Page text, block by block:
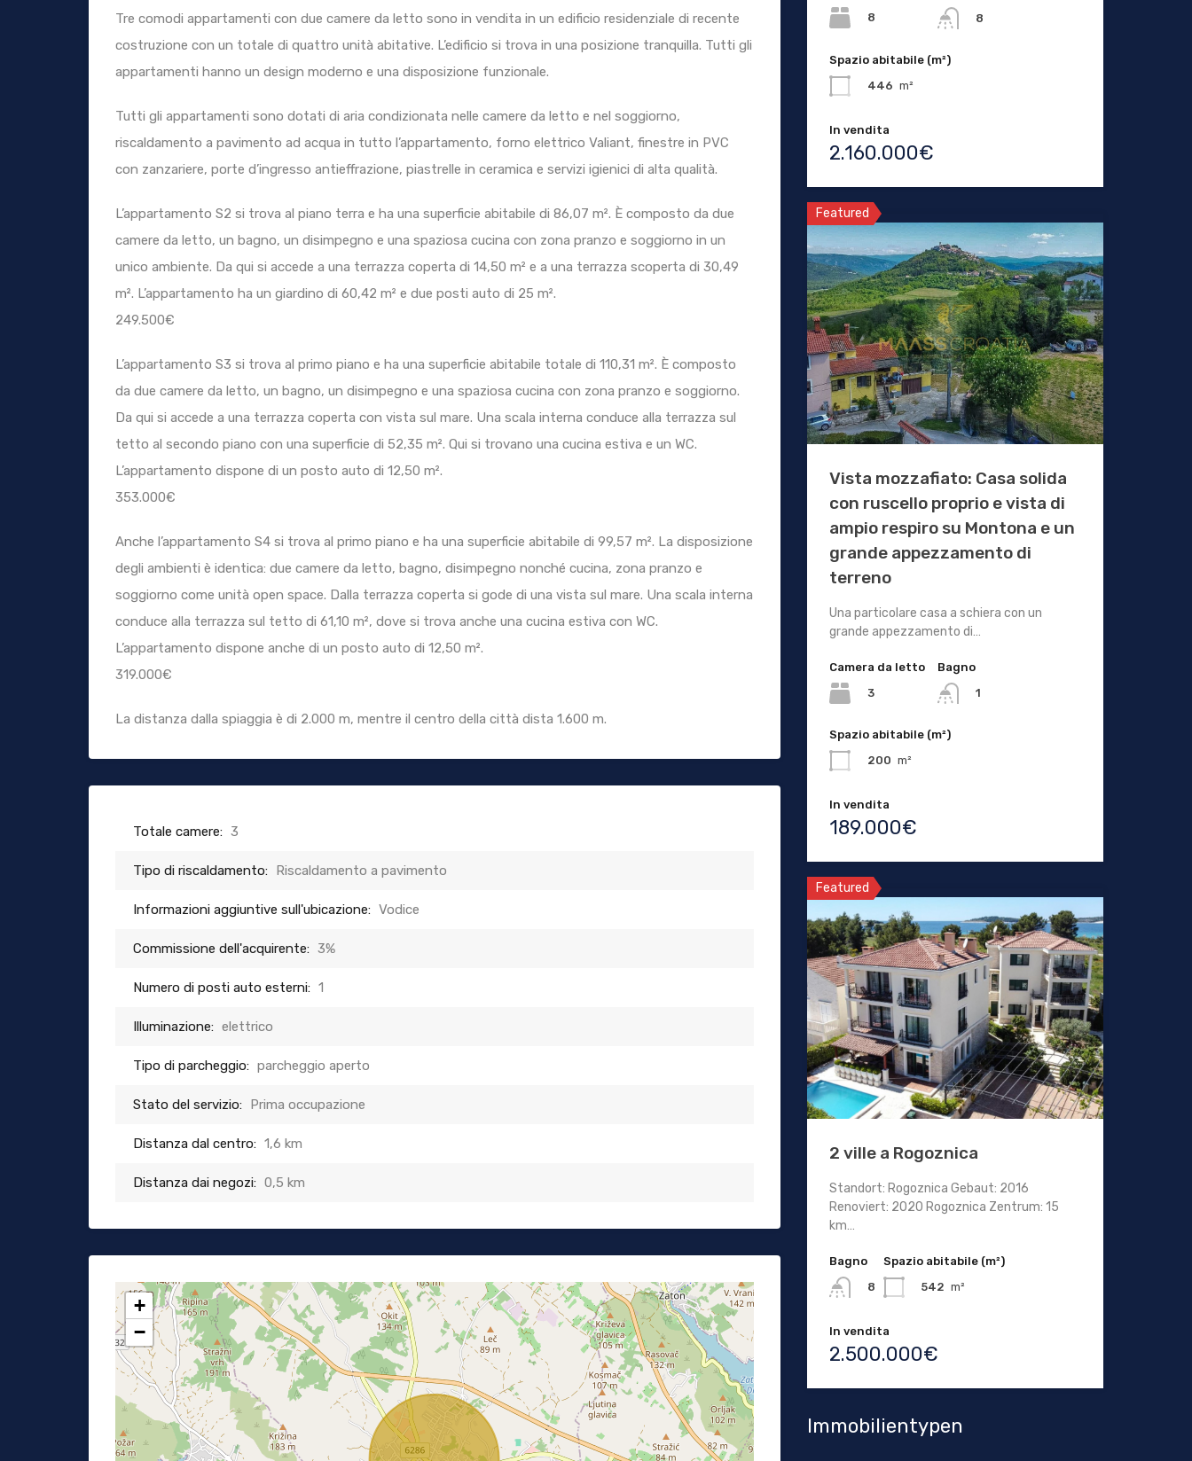
Tre comodi appartamenti con due camere da letto sono in vendita in un edificio residenziale di recente
costruzione con un totale di quattro unità abitative. L’edificio si trova in una posizione tranquilla. Tutti gli
appartamenti hanno un design moderno e una disposizione funzionale.
Tutti gli appartamenti sono dotati di aria condizionata nelle camere da letto e nel soggiorno,
riscaldamento a pavimento ad acqua in tutto l’appartamento, forno elettrico Valiant, finestre in PVC
con zanzariere, porte d’ingresso antieffrazione, piastrelle in ceramica e servizi igienici di alta qualità.
L’appartamento S2 si trova al piano terra e ha una superficie abitabile di 86,07 m². È composto da due
camere da letto, un bagno, un disimpegno e una spaziosa cucina con zona pranzo e soggiorno in un
unico ambiente. Da qui si accede a una terrazza coperta di 14,50 m² e a una terrazza scoperta di 30,49
m². L’appartamento ha un giardino di 60,42 m² e due posti auto di 25 m².
249.500€
L’appartamento S3 si trova al primo piano e ha una superficie abitabile totale di 110,31 m². È composto
da due camere da letto, un bagno, un disimpegno e una spaziosa cucina con zona pranzo e soggiorno.
Da qui si accede a una terrazza coperta con vista sul mare. Una scala interna conduce alla terrazza sul
tetto al secondo piano con una superficie di 52,35 m². Qui si trovano una cucina estiva e un WC.
L’appartamento dispone di un posto auto di 12,50 m².
353.000€
Anche l’appartamento S4 si trova al primo piano e ha una superficie abitabile di 99,57 m². La disposizione
degli ambienti è identica: due camere da letto, bagno, disimpegno nonché cucina, zona pranzo e
soggiorno come unità open space. Dalla terrazza coperta si gode di una vista sul mare. Una scala interna
conduce alla terrazza sul tetto di 61,10 m², dove si trova anche una cucina estiva con WC.
L’appartamento dispone anche di un posto auto di 12,50 m².
319.000€
La distanza dalla spiaggia è di 2.000 m, mentre il centro della città dista 1.600 m.
Totale camere: 3
Tipo di riscaldamento: Riscaldamento a pavimento
Informazioni aggiuntive sull'ubicazione: Vodice
Commissione dell'acquirente: 3%
Numero di posti auto esterni: 1
Illuminazione: elettrico
Tipo di parcheggio: parcheggio aperto
Stato del servizio: Prima occupazione
Distanza dal centro: 1,6 km
Distanza dai negozi: 0,5 km
+
−
8
8
Spazio abitabile (m²)
446 m²
In vendita
2.160.000€
Featured
Vista mozzafiato: Casa solida
con ruscello proprio e vista di
ampio respiro su Montona e un
grande appezzamento di
terreno
Una particolare casa a schiera con un
grande appezzamento di…
Camera da letto
3
Bagno
1
Spazio abitabile (m²)
200 m²
In vendita
189.000€
Featured
2 ville a Rogoznica
Standort: Rogoznica Gebaut: 2016
Renoviert: 2020 Rogoznica Zentrum: 15
km…
Bagno
8
Spazio abitabile (m²)
542 m²
In vendita
2.500.000€
Immobilientypen